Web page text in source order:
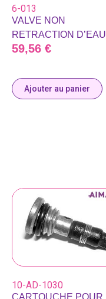
6-013
VALVE NON
RETRACTION D’EAU
59,56 €
Ajouter au panier
10-AD-1030
CARTOUCHE POUR